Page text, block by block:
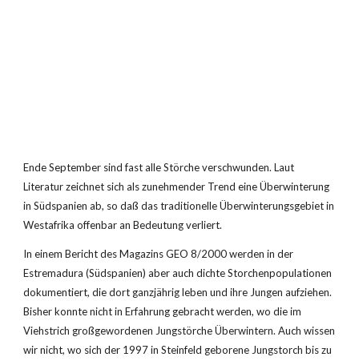
Ende September sind fast alle Störche verschwunden. Laut
Literatur zeichnet sich als zunehmender Trend eine Überwinterung
in Südspanien ab, so daß das traditionelle Überwinterungsgebiet in
Westafrika offenbar an Bedeutung verliert.
In einem Bericht des Magazins GEO 8/2000 werden in der
Estremadura (Südspanien) aber auch dichte Storchenpopulationen
dokumentiert, die dort ganzjährig leben und ihre Jungen aufziehen.
Bisher konnte nicht in Erfahrung gebracht werden, wo die im
Viehstrich großgewordenen Jungstörche Überwintern. Auch wissen
wir nicht, wo sich der 1997 in Steinfeld geborene Jungstorch bis zu